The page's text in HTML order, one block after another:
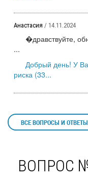
Анастасия / 14.11.2024
�дравствуйте,
...
Добрый день! У
риска (33...
ВСЕ ВОПРОСЫ И
ВОПРОС